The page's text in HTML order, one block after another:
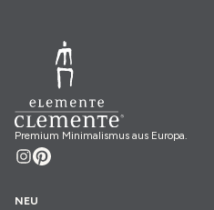
Premium Minimalismus aus Europa.
NEU